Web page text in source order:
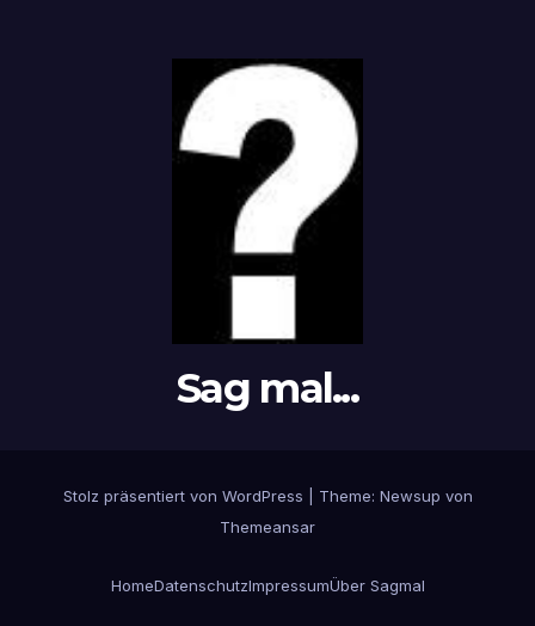
Sag mal...
Stolz präsentiert von WordPress
Theme: Newsup von
Themeansar
HomeDatenschutzImpressumÜber Sagmal